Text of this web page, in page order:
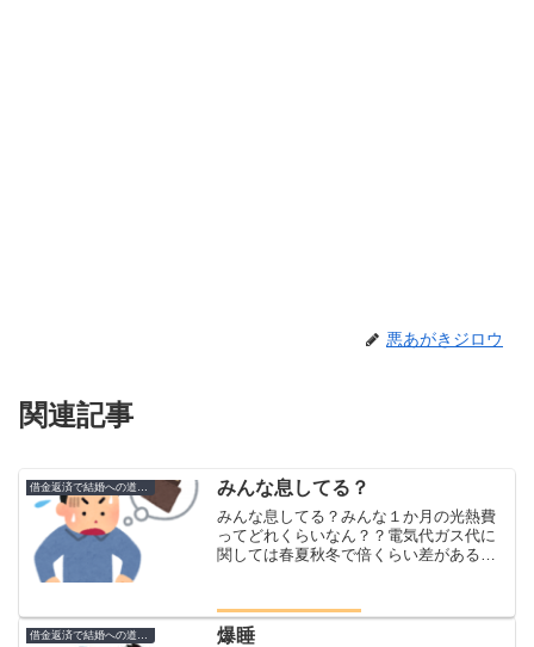
悪あがきジロウ
関連記事
借金返済で結婚への道のり みんな息してる？
みんな息してる？みんな１か月の光熱費
ってどれくらいなん？？電気代ガス代に
関しては春夏秋冬で倍くらい差があるの
ほぼ引かれるのと請求書が届かないので
正確な金額は把握していな...
爆睡